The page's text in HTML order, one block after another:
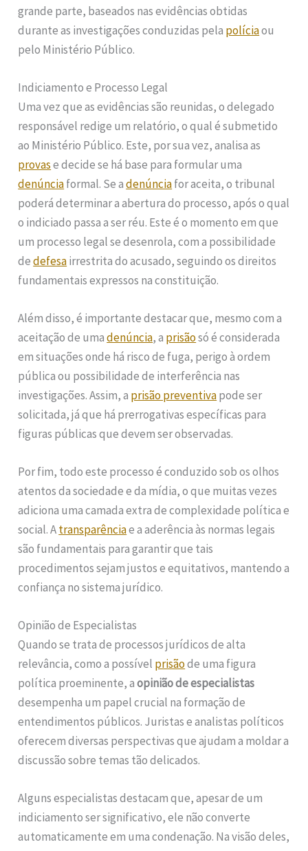
grande parte, baseados nas evidências obtidas
durante as investigações conduzidas pela políciaou
pelo Ministério Público.
Indiciamento e Processo Legal
Uma vez que as evidências são reunidas, o delegado
responsável redige um relatório, o qual é submetido
ao Ministério Público. Este, por sua vez, analisa as
provase decide se há base para formular uma
denúnciaformal. Se adenúnciafor aceita, o tribunal
poderá determinar a abertura do processo, após o qual
o indiciado passa a ser réu. Este é o momento em que
um processo legal se desenrola, com a possibilidade
dedefesairrestrita do acusado, seguindo os direitos
fundamentais expressos na constituição.
Além disso, é importante destacar que, mesmo com a
aceitação de umadenúncia, a prisãosó é considerada
em situações onde há risco de fuga, perigo à ordem
pública ou possibilidade de interferência nas
investigações. Assim, a prisão preventivapode ser
solicitada, já que há prerrogativas específicas para
figuras públicas que devem ser observadas.
Por fim, todo este processo é conduzido sob os olhos
atentos da sociedade e da mídia, o que muitas vezes
adiciona uma camada extra de complexidade política e
social. Atransparênciae a aderência às normas legais
são fundamentais para garantir que tais
procedimentos sejam justos e equitativos, mantendo a
confiança no sistema jurídico.
Opinião de Especialistas
Quando se trata de processos jurídicos de alta
relevância, como a possível prisãode uma figura
política proeminente, aopinião de especialistas
desempenha um papel crucial na formação de
entendimentos públicos. Juristas e analistas políticos
oferecem diversas perspectivas que ajudam a moldar a
discussão sobre temas tão delicados.
Alguns especialistas destacam que, apesar de um
indiciamento ser significativo, ele não converte
automaticamente em uma condenação. Na visão deles,